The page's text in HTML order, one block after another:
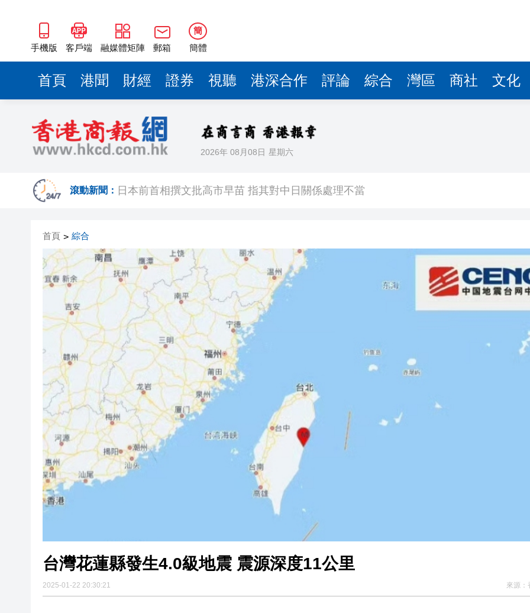
手機版 客戶端 融媒體矩陣 郵箱
簡
簡體
首頁 港聞 財經 證券 視聽 港深合作 評論 綜合 灣區 商社 文化
2026年 08月08日 星期六
滾動新聞：
日本前首相撰文批高市早苗 指其對中日關係處理不當
超萬名「嘗鮮客」赴河源萬綠湖，在湖光山色間大飽「口福+眼福」
央媒省媒灣區媒體採風團走進河源
107支隊伍，持續5日，中國合唱協會第19屆合唱節在中山啟幕
吳可畏：用「五字訣」與「三種美」破譯合唱音色密碼
首頁 > 綜合
台灣花蓮縣發生4.0級地震 震源深度11公里
2025-01-22 20:30:21 來源：